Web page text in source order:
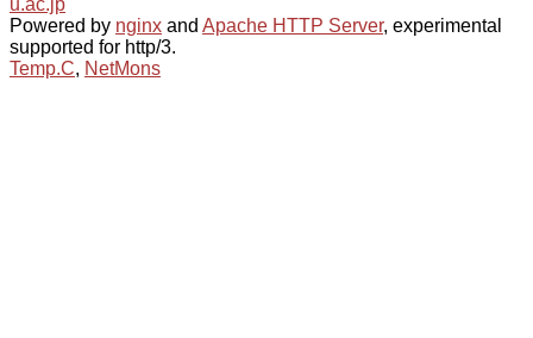
Powered by nginx and Apache HTTP Server, experimental
supported for http/3.
Temp.C, NetMons